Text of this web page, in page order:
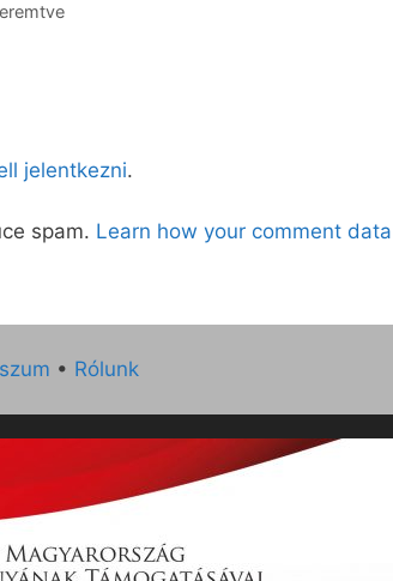
jelentkezni.
spam. Learn how your comment
• Rólunk